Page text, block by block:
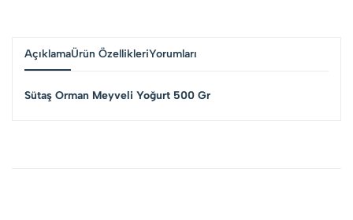
AçıklamaÜrün ÖzellikleriYorumları
Sütaş Orman Meyveli Yoğurt 500 Gr